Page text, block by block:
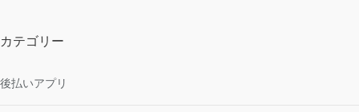
カテゴリー
後払いアプリ